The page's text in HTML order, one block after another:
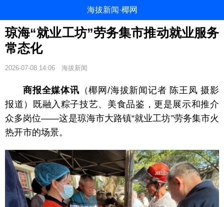
海拔新闻·椰网
琼海“就业工坊”劳务集市推动就业服务
常态化
2026-07-08 14:06 海拔新闻
商报全媒体讯 （椰网/海拔新闻记者 陈王凤 摄影
报道）既融入粽子技艺、美食品鉴，更是展示和推介
众多岗位——这是琼海市大路镇“就业工坊”劳务集市火
热开市的场景。